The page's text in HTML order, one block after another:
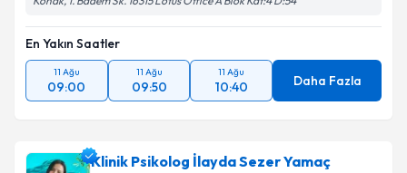
En Yakın Saatler
11 Ağu
09:00
11 Ağu
09:50
11 Ağu
10:40 Daha Fazla
Klinik Psikolog İlayda Sezer Yamaç